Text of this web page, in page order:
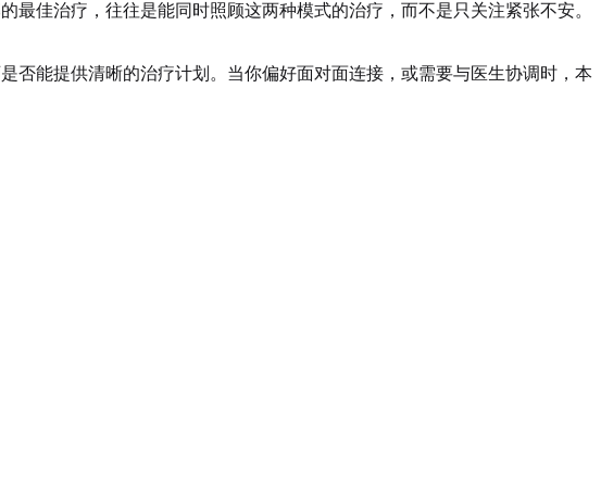
佳治疗，往往是能同时照顾这两种模式的治疗，而不是只关注紧张不安。
否能提供清晰的治疗计划。当你偏好面对面连接，或需要与医生协调时，本